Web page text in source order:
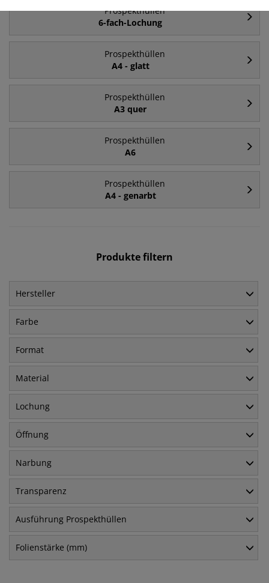
Prospekthüllen
6-fach-Lochung
Prospekthüllen
A4 - glatt
Prospekthüllen
A3 quer
Prospekthüllen
A6
Prospekthüllen
A4 - genarbt
Produkte filtern
Hersteller
Farbe
Format
Material
Lochung
Öffnung
Narbung
Transparenz
Ausführung Prospekthüllen
Folienstärke (mm)